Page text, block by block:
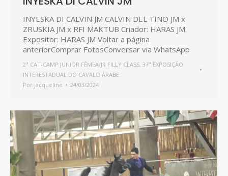
INYESKA DI CALVIN JM CALVIN DEL TINO JM x
ZRUSKIA JM x RFI MAKTUB Criador: HARAS JM
Expositor: HARAS JM Voltar a página
anteriorComprar FotosConversar via WhatsApp
2ª CAT-CAMP JUNIOR FÊMEA/JR FILLY CLASS, 37ª EXPOSIÇÃO
INTERESTADUAL DO CAVALO ÁRABE
Por jacqueline 24/03/2024